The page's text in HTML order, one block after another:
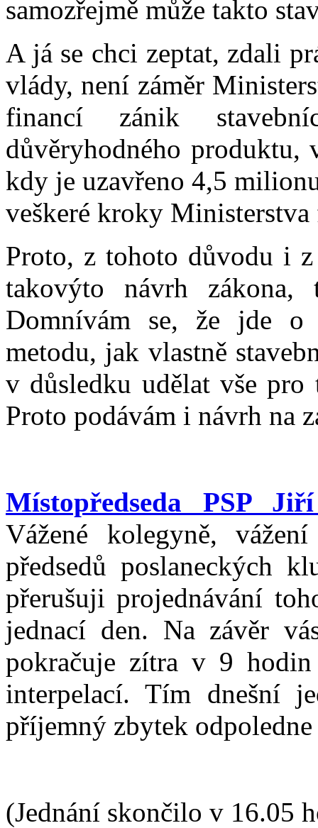
samozřejmě může takto
A já se chci zeptat, zdali
vlády, není záměr
financí zánik
důvěryhodného
kdy je uzavřeno 4,5
veškeré kroky
Proto, z tohoto důvodu i
takovýto návrh zákona,
Domnívám se, že jde o
metodu, jak vlastně
v důsledku udělat vše
Proto podávám i návrh na
Místopředseda PSP
Vážené kolegyně,
předsedů poslaneckých
přerušuji projednávání
jednací den. Na závěr
pokračuje zítra v 9 hodin
interpelací. Tím dnešní
příjemný zbytek odpoledne
(Jednání skončilo v 16.05